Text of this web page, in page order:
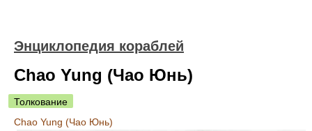
Энциклопедия кораблей
Chao Yung (Чао Юнь)
Толкование
Chao Yung (Чао Юнь)